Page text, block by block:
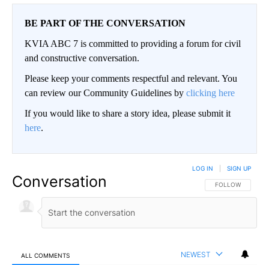
BE PART OF THE CONVERSATION
KVIA ABC 7 is committed to providing a forum for civil
and constructive conversation.
Please keep your comments respectful and relevant. You
can review our Community Guidelines by clicking here
If you would like to share a story idea, please submit it
here.
Conversation FOLLOW THIS
FOLLOW
LOG IN SIGN UP
ALL COMMENTS NEWEST